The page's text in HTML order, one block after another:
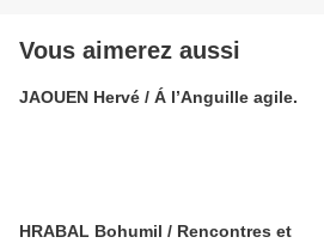
Vous aimerez aussi
JAOUEN Hervé / Á l’Anguille agile.
HRABAL Bohumil / Rencontres et